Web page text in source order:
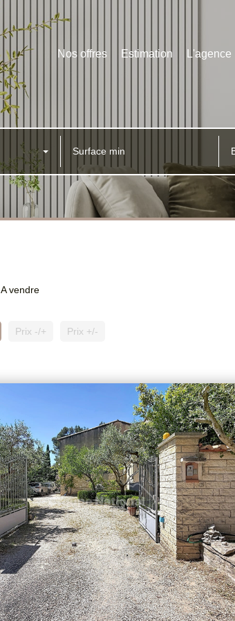
Nos offres Estimation L'agence
A vendre
Prix -/+ Prix +/-